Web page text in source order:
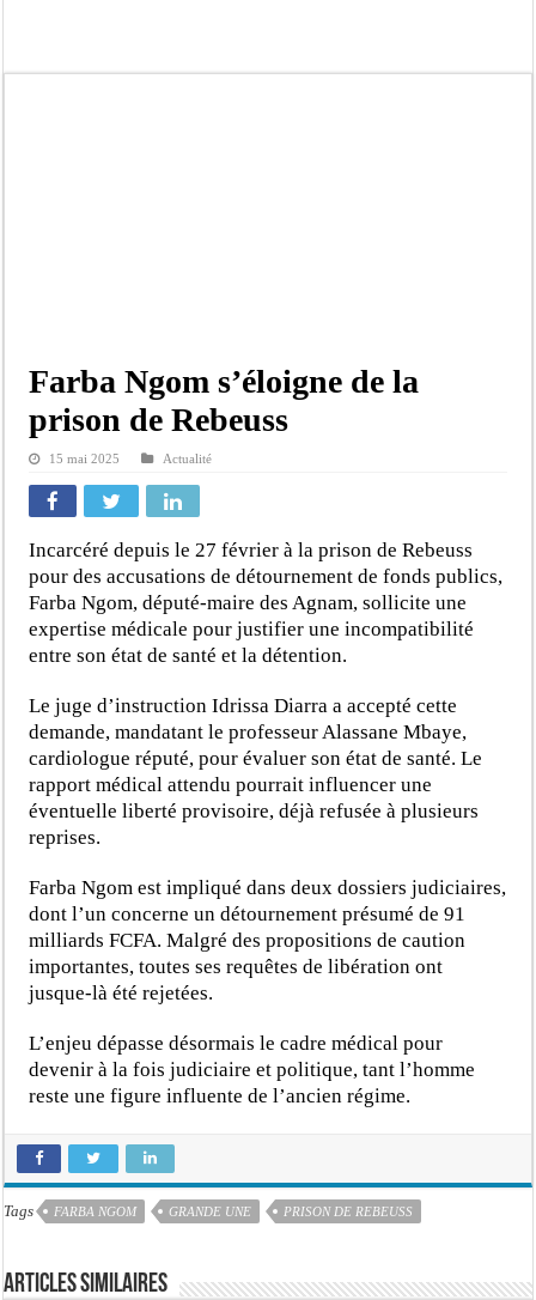
Farba Ngom s’éloigne de la
prison de Rebeuss
15 mai 2025 Actualité
Incarcéré depuis le 27 février à la prison de Rebeuss
pour des accusations de détournement de fonds publics,
Farba Ngom, député-maire des Agnam, sollicite une
expertise médicale pour justifier une incompatibilité
entre son état de santé et la détention.
Le juge d’instruction Idrissa Diarra a accepté cette
demande, mandatant le professeur Alassane Mbaye,
cardiologue réputé, pour évaluer son état de santé. Le
rapport médical attendu pourrait influencer une
éventuelle liberté provisoire, déjà refusée à plusieurs
reprises.
Farba Ngom est impliqué dans deux dossiers judiciaires,
dont l’un concerne un détournement présumé de 91
milliards FCFA. Malgré des propositions de caution
importantes, toutes ses requêtes de libération ont
jusque-là été rejetées.
L’enjeu dépasse désormais le cadre médical pour
devenir à la fois judiciaire et politique, tant l’homme
reste une figure influente de l’ancien régime.
Tags FARBA NGOM GRANDE UNE PRISON DE REBEUSS
Articles similaires